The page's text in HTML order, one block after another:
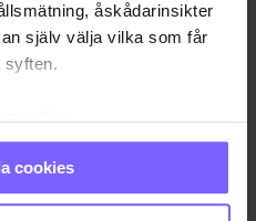
åskådarinsikter
själv välja vilka som får
syften.
din geografiska plats
på upp till flera meter
att aktivt skanna den
cookies
OM OSS
TIDNINGSARKIV